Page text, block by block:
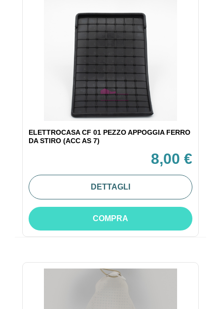
ELETTROCASA CF 01 PEZZO APPOGGIA FERRO
DA STIRO (ACC AS 7)
8,00 €
DETTAGLI
COMPRA